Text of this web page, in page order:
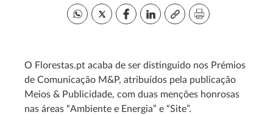
O Florestas.pt acaba de ser distinguido nos Prémios
de Comunicação M&P, atribuídos pela publicação
Meios & Publicidade, com duas menções honrosas
nas áreas “Ambiente e Energia” e “Site”.